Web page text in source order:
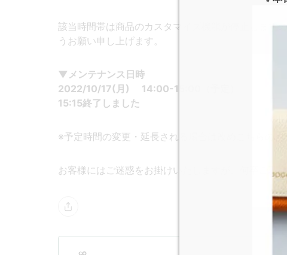
該当時間帯は商品のカスタマイズ機能が停止します
うお願い申し上げます。
▼メンテナンス日時
2022/10/17(月) 14:00-15:00（予定）
15:15終了しました
※予定時間の変更・延長される場合は改めこちらの
お客様にはご迷惑をお掛けいたしますが、何卒ご理